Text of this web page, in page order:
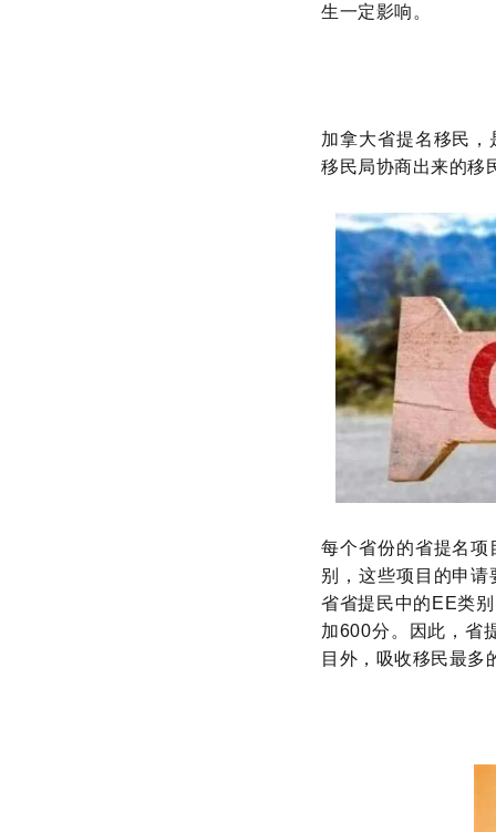
生一定影响。
加拿大省提名移民
移民局协商出来的移
每个省份的省提名
别，这些项目的申
省省提民中的EE类
加600分。因此，省
目外，吸收移民最多